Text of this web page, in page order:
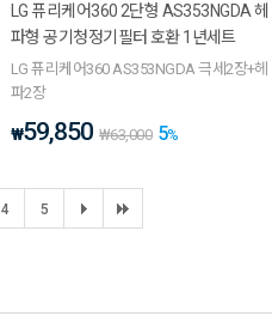
LG 퓨리케어360 2단형 AS353NGDA 헤
파형 공기청정기필터 호환 1년세트
LG 퓨리케어360 AS353NGDA 극세2장+헤
파2장
₩59,850 ₩63,000 5%
4 5